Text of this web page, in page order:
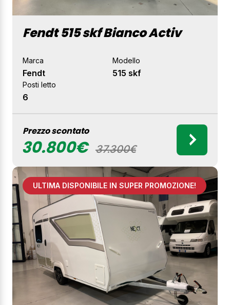
Fendt 515 skf Bianco Activ
Marca
Fendt
Modello
515 skf
Posti letto
6
Prezzo scontato
30.800€ 37.300€
ULTIMA DISPONIBILE IN SUPER PROMOZIONE!